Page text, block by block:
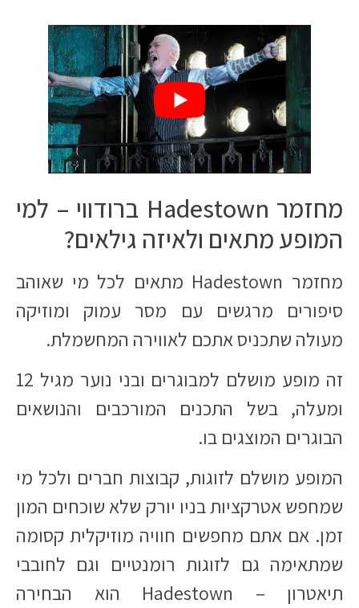
מחזמר Hadestown ברודווי – למי
המופע מתאים ולאיזה גילאים?
מחזמר Hadestown מתאים לכל מי שאוהב
סיפורים מרגשים עם מסר עמוק ומוזיקה
מעולה שתכניס אתכם לאווירה המחשמלת.​
זה מופע מושלם למבוגרים ובני נוער מגיל 12
ומעלה, בשל התכנים המורכבים והנושאים
הבוגרים המוצגים בו.​
המופע מושלם לזוגות, קבוצות חברים ולכל מי
שמחפש אטרקציות בניו יורק שלא שוכחים המון
זמן. אם אתם מחפשים חוויה מוזיקלית קסומה
שמתאימה גם לזוגות רומנטיים וגם לחובבי
תיאטרון – Hadestown הוא הבחירה